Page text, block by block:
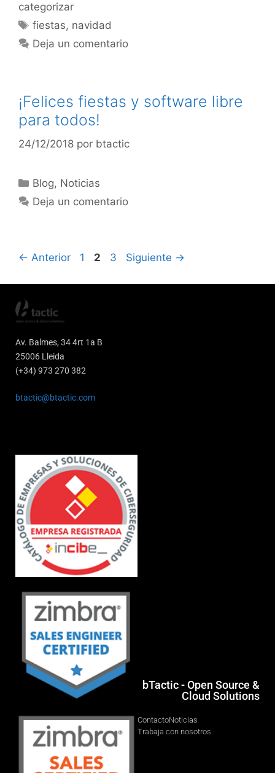
categorizar
fiestas, navidad
Deja un comentario
¡Felices fiestas y software libre
para todos!
24/12/2018 por btactic
Blog, Noticias
Deja un comentario
← Anterior 1 2 3 Siguiente →
Av. Balmes, 34 4rt 1a B
25006 Lleida
(+34) 973 270 382
btactic@btactic.com
bTactic - Open Source &
Cloud Solutions
ContactoNoticias
Trabaja con nosotros